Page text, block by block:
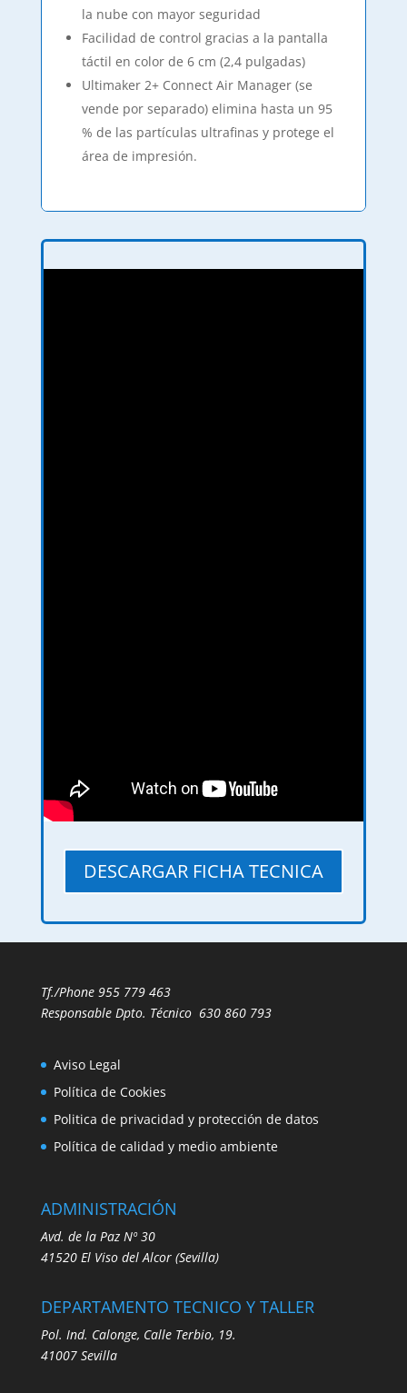
la nube con mayor seguridad
Facilidad de control gracias a la pantalla
táctil en color de 6 cm (2,4 pulgadas)
Ultimaker 2+ Connect Air Manager (se
vende por separado) elimina hasta un 95
% de las partículas ultrafinas y protege el
área de impresión.
DESCARGAR FICHA TECNICA
Tf./Phone 955 779 463
Responsable Dpto. Técnico 630 860 793
Aviso Legal
Política de Cookies
Politica de privacidad y protección de datos
Política de calidad y medio ambiente
ADMINISTRACIÓN
Avd. de la Paz Nº 30
41520 El Viso del Alcor (Sevilla)
DEPARTAMENTO TECNICO Y TALLER
Pol. Ind. Calonge, Calle Terbio, 19.
41007 Sevilla